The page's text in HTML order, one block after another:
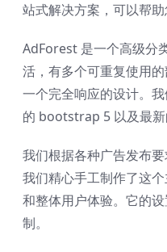
站式解决方案，可以帮助
AdForest 是一个高级分
活，有多个可重复使用
一个完全响应的设计。
的 bootstrap 5 以及最新
我们根据各种广告发布要
我们精心手工制作了这
和整体用户体验。它的
制。